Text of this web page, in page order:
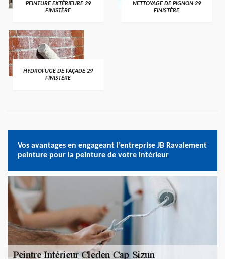
PEINTURE EXTÉRIEURE 29
FINISTÈRE
NETTOYAGE DE PIGNON 29
FINISTÈRE
HYDROFUGE DE FAÇADE 29
FINISTÈRE
Vos avantages en engageant l’entreprise JB Ravalement
peinture pour la peinture de votre intérieur